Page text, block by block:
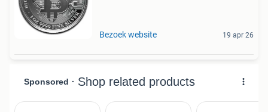
Bezoek website 19 apr 26